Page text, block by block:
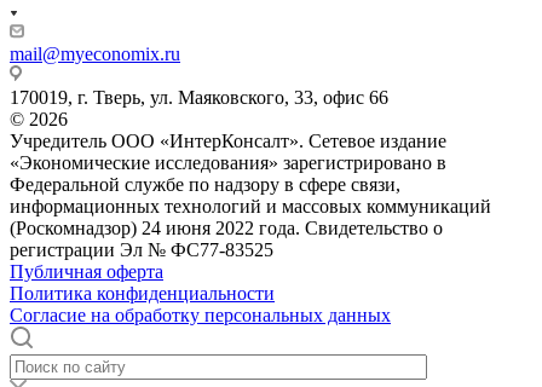
mail@myeconomix.ru
170019, г. Тверь, ул. Маяковского, 33, офис 66
© 2026
Учредитель ООО «ИнтерКонсалт». Сетевое издание
«Экономические исследования» зарегистрировано в
Федеральной службе по надзору в сфере связи,
информационных технологий и массовых коммуникаций
(Роскомнадзор) 24 июня 2022 года. Свидетельство о
регистрации Эл № ФС77-83525
Публичная оферта
Политика конфиденциальности
Согласие на обработку персональных данных